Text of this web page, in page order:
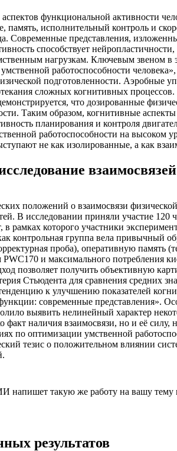
функциональной активности
исполнительный контроль и
Современные представления,
способствует
нагрузкам. Ключевым звеном в
работоспособности
подготовленности. Аэробные
сложных когнитивных
что дозированные
Таким образом, когнитивные
планирования и контроля
работоспособности на высоком
не как изолированные, а как
взаимосвязей
положений о взаимосвязи
В исследовании приняли участие
рамках которого участники
контрольная группа вела привычный
проба), оперативную память
PWC170 и максимального потребления
позволяет получить объективную
Стьюдента для сравнения средних
к улучшению показателей
современные представления».
выявить нелинейный характер
факт наличия взаимосвязи, но и её
по оптимизации умственной
тезис о положительном влиянии
напишет такую же работу на вашу тему
результатов